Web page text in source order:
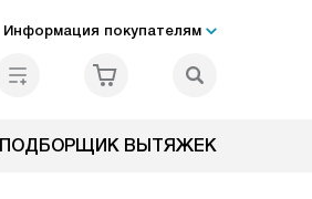
Информация покупателям
ПОДБОРЩИК ВЫТЯЖЕК